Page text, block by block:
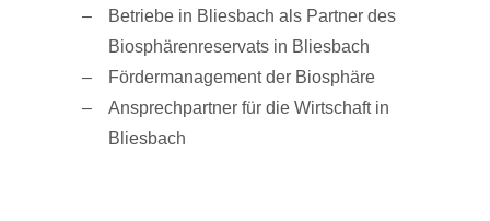
Betriebe in Bliesbach als Partner des
Biosphärenreservats in Bliesbach
Fördermanagement der Biosphäre
Ansprechpartner für die Wirtschaft in
Bliesbach